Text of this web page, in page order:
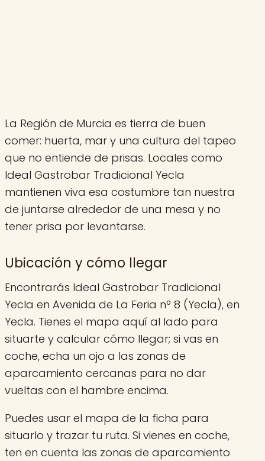
La Región de Murcia es tierra de buen
comer: huerta, mar y una cultura del tapeo
que no entiende de prisas. Locales como
Ideal Gastrobar Tradicional Yecla
mantienen viva esa costumbre tan nuestra
de juntarse alrededor de una mesa y no
tener prisa por levantarse.
Ubicación y cómo llegar
Encontrarás Ideal Gastrobar Tradicional
Yecla en Avenida de La Feria nº 8 (Yecla), en
Yecla. Tienes el mapa aquí al lado para
situarte y calcular cómo llegar; si vas en
coche, echa un ojo a las zonas de
aparcamiento cercanas para no dar
vueltas con el hambre encima.
Puedes usar el mapa de la ficha para
situarlo y trazar tu ruta. Si vienes en coche,
ten en cuenta las zonas de aparcamiento